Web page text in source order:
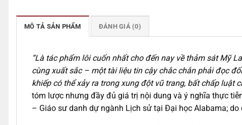
MÔ TẢ SẢN PHẨM ĐÁNH GIÁ (0)
“Là tác phẩm lôi cuốn nhất cho đến nay về thảm sát Mỹ
cùng xuất sắc – một tài liệu tin cậy chắc chắn phải đọc
khiếp có thể xảy ra trong xung đột vũ trang, bất chấp luật
tóm lược nhưng đầy đủ giá trị nội dung và ý nghĩa thực
– Giáo sư danh dự ngành Lịch sử tại Đại học Alabama;